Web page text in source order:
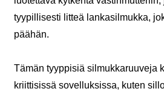
tyypillisesti litteä lankasilmukka,
päähän.
Tämän tyyppisiä silmukkaruuveja
kriittisissä sovelluksissa, kuten